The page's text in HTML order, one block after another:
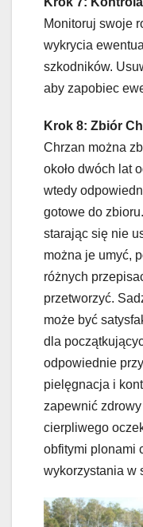
Monitoruj swoje
wykrycia
szkodników.
aby zapobiec
Krok 8: Zbiór
Chrzan można
około dwóch lat
wtedy
gotowe do
starając się nie
można je umyć,
różnych
przetworzyć.
może być
dla
odpowiednie
pielęgnacja i
zapewnić
cierpliwego
obfitymi plonami
wykorzystania w